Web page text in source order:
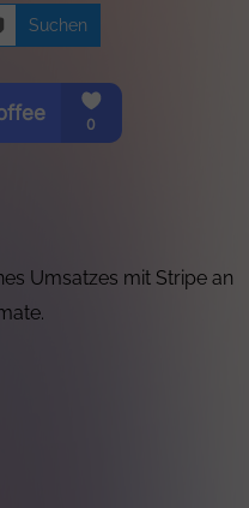
Umsatzes mit Stripe an